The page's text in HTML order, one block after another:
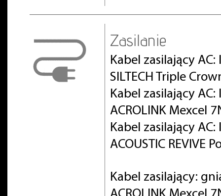
Zasilanie
Kabel zasilający
SILTECH Triple
Kabel zasilający
ACROLINK Mexcel
Kabel zasilający
ACOUSTIC REVIVE
Kabel zasilający: